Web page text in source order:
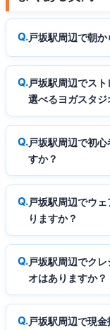
戸坂駅周辺で朝
戸坂駅周辺でス
選べるヨガスタジ
戸坂駅周辺で初
すか？
戸坂駅周辺でウ
りますか？
戸坂駅周辺でク
オはありますか？
戸坂駅周辺で現